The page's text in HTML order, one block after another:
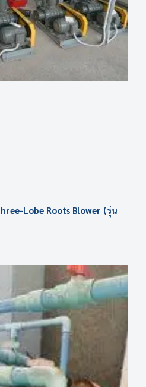
Lobe Roots Blower (รุ่น